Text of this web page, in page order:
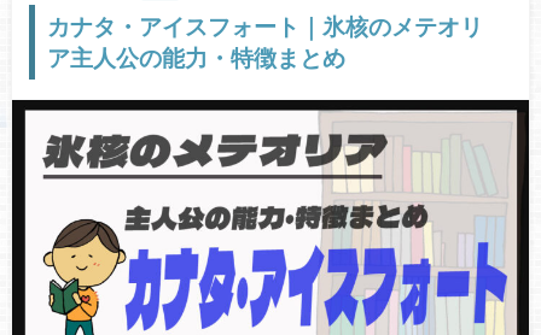
カナタ・アイスフォート｜氷核のメテオリ
ア主人公の能力・特徴まとめ